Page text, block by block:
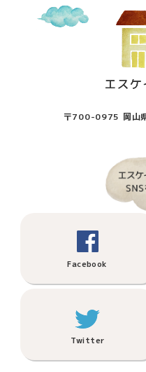
〒700-0975 岡山
Facebook
Twitter